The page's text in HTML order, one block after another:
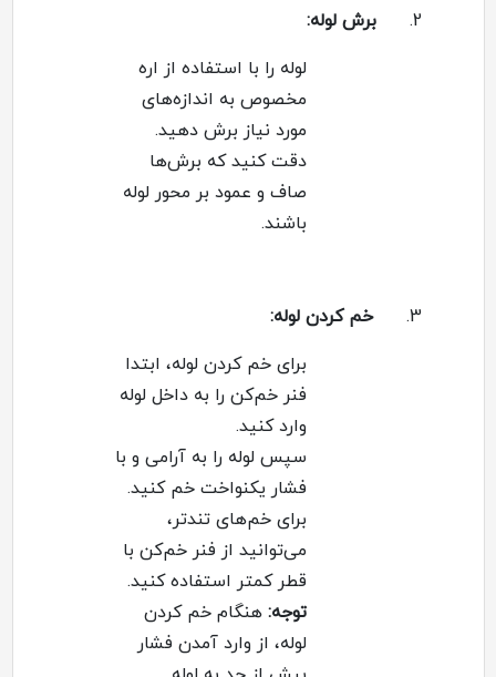
2. برش لوله:
لوله را با استفاده از اره
مخصوص به اندازه‌های
مورد نیاز برش دهید.
دقت کنید که برش‌ها
صاف و عمود بر محور لوله
باشند.
3. خم کردن لوله:
برای خم کردن لوله، ابتدا
فنر خم‌کن را به داخل لوله
وارد کنید.
سپس لوله را به آرامی و با
فشار یکنواخت خم کنید.
برای خم‌های تندتر،
می‌توانید از فنر خم‌کن با
قطر کمتر استفاده کنید.
توجه: هنگام خم کردن
لوله، از وارد آمدن فشار